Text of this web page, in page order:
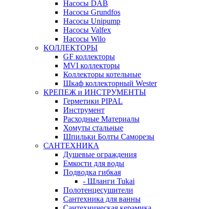
Насосы DAB
Насосы Grundfos
Насосы Unipump
Насосы Valfex
Насосы Wilo
КОЛЛЕКТОРЫ
GF коллекторы
MVI коллекторы
Коллекторы котельные
Шкаф коллекторный Wester
КРЕПЕЖ и ИНСТРУМЕНТЫ
Герметики PIPAL
Инструмент
Расходные Материалы
Хомуты стальные
Шпильки Болты Саморезы
САНТЕХНИКА
Душевые ограждения
Емкости для воды
Подводка гибкая
- Шланги Tukai
Полотенцесушители
Сантехника для ванны